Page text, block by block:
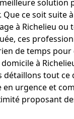
solution
Que ce soit suite
à Richelieu
ces
de temps
à
détaillons tout ce
en urgence et
proposant